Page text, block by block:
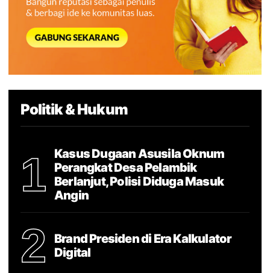
Politik & Hukum
1
Kasus Dugaan Asusila Oknum
Perangkat Desa Pelambik
Berlanjut, Polisi Diduga Masuk
Angin
2
Brand Presiden di Era Kalkulator
Digital